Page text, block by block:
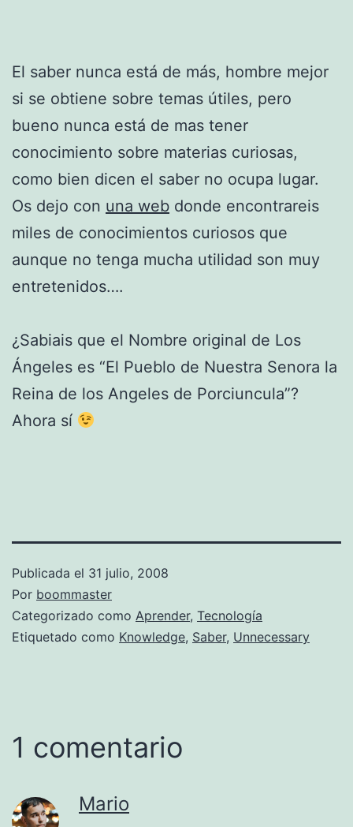
El saber nunca está de más, hombre mejor
si se obtiene sobre temas útiles, pero
bueno nunca está de mas tener
conocimiento sobre materias curiosas,
como bien dicen el saber no ocupa lugar.
Os dejo con una web donde encontrareis
miles de conocimientos curiosos que
aunque no tenga mucha utilidad son muy
entretenidos….
¿Sabiais que el Nombre original de Los
Ángeles es “El Pueblo de Nuestra Senora la
Reina de los Angeles de Porciuncula”?
Ahora sí
Publicada el 31 julio, 2008
Por boommaster
Categorizado como Aprender, Tecnología
Etiquetado como Knowledge, Saber, Unnecessary
1 comentario
Mario